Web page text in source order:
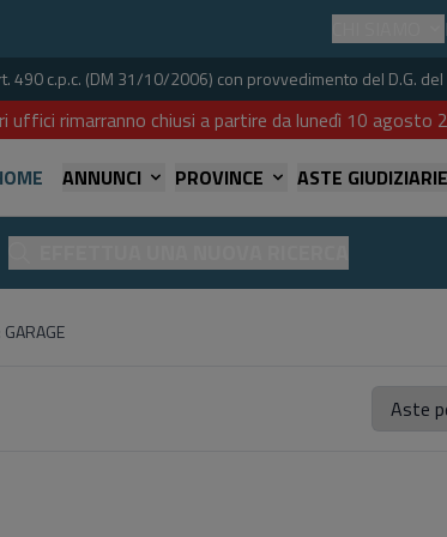
490 c.p.c. (DM 31/10/2006) con provvedimento del D.G.
rimarranno chiusi a partire da lunedì 10
ANNUNCI PROVINCE ASTE GIUDIZIARIE